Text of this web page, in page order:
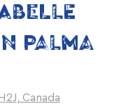
PALMA
Canada